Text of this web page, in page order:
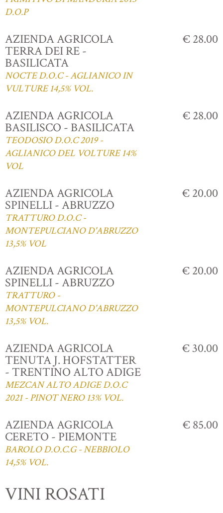
D.O.P
AZIENDA AGRICOLA
TERRA DEI RE -
BASILICATA
NOCTE D.O.C - AGLIANICO IN
VULTURE 14,5% VOL.
€ 28.00
AZIENDA AGRICOLA
BASILISCO - BASILICATA
TEODOSIO D.O.C 2019 -
AGLIANICO DEL VOLTURE 14%
VOL
€ 28.00
AZIENDA AGRICOLA
SPINELLI - ABRUZZO
TRATTURO D.O.C -
MONTEPULCIANO D'ABRUZZO
13,5% VOL
€ 20.00
AZIENDA AGRICOLA
SPINELLI - ABRUZZO
TRATTURO -
MONTEPULCIANO D'ABRUZZO
13,5% VOL.
€ 20.00
AZIENDA AGRICOLA
TENUTA J. HOFSTATTER
- TRENTINO ALTO ADIGE
MEZCAN ALTO ADIGE D.O.C
2021 - PINOT NERO 13% VOL.
€ 30.00
AZIENDA AGRICOLA
CERETO - PIEMONTE
BAROLO D.O.C.G - NEBBIOLO
14,5% VOL.
€ 85.00
VINI ROSATI